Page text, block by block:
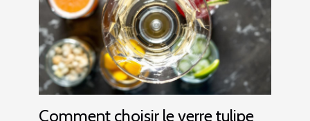
Comment choisir le verre tulipe